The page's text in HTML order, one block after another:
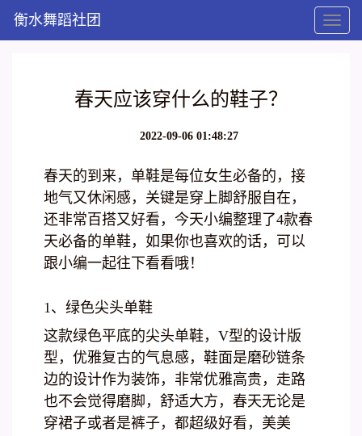
Toggle
衡水舞蹈社团
春天应该穿什么的鞋子？
2022-09-06 01:48:27
春天的到来，单鞋是每位女生必备的，接
地气又休闲感，关键是穿上脚舒服自在，
还非常百搭又好看，今天小编整理了4款春
天必备的单鞋，如果你也喜欢的话，可以
跟小编一起往下看看哦！
1、绿色尖头单鞋
这款绿色平底的尖头单鞋，V型的设计版
型，优雅复古的气息感，鞋面是磨砂链条
边的设计作为装饰，非常优雅高贵，走路
也不会觉得磨脚，舒适大方，春天无论是
穿裙子或者是裤子，都超级好看，美美